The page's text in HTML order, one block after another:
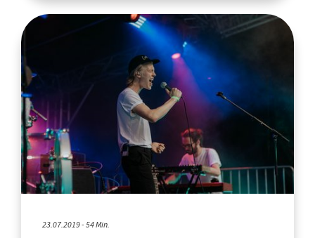
23.07.2019 - 54 Min.